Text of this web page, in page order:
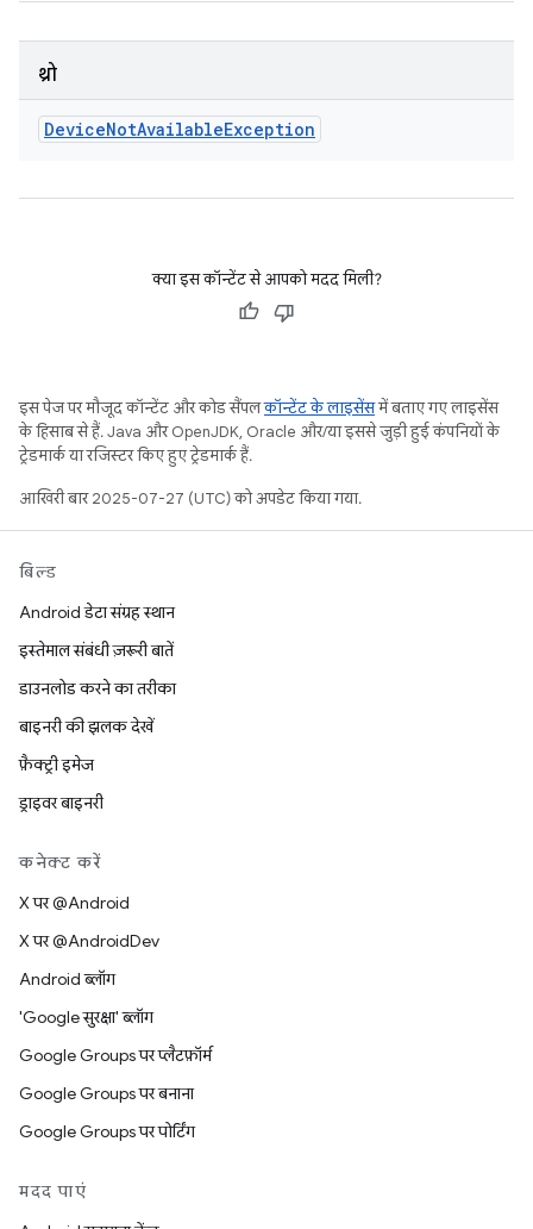
थ्रो
DeviceNotAvailableException
क्या इस कॉन्टेंट से आपको मदद मिली?
इस पेज पर मौजूद कॉन्टेंट और कोड सैंपलकॉन्टेंट के लाइसेंसमें बताए गए लाइसेंस
के हिसाब से हैं. Java और OpenJDK, Oracle और/या इससे जुड़ी हुई कंपनियों के
ट्रेडमार्क या रजिस्टर किए हुए ट्रेडमार्क हैं.
आखिरी बार 2025-07-27 (UTC) को अपडेट किया गया.
बिल्ड
Android डेटा संग्रह स्थान
इस्तेमाल संबंधी ज़रूरी बातें
डाउनलोड करने का तरीका
बाइनरी की झलक देखें
फ़ैक्ट्री इमेज
ड्राइवर बाइनरी
कनेक्ट करें
X पर @Android
X पर @AndroidDev
Android ब्लॉग
'Google सुरक्षा' ब्लॉग
Google Groups पर प्लैटफ़ॉर्म
Google Groups पर बनाना
Google Groups पर पोर्टिंग
मदद पाएं